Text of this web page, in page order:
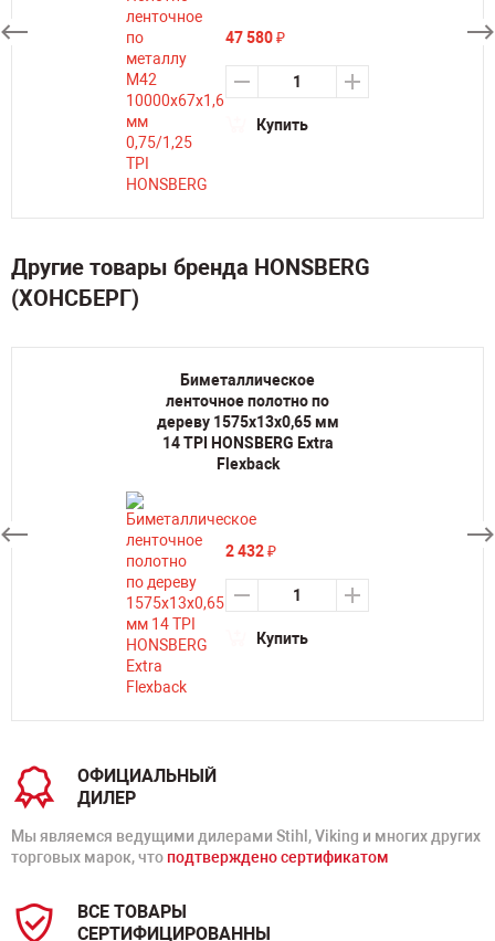
47 580₽
Купить
Другие товары бренда HONSBERG
(ХОНСБЕРГ)
Биметаллическое
ленточное полотно по
дереву 1575х13х0,65 мм
14 TPI HONSBERG Extra
Flexback
2 432₽
Купить
ОФИЦИАЛЬНЫЙ
ДИЛЕР
Мы являемся ведущими дилерами Stihl, Viking и многих других
торговых марок, что подтверждено сертификатом
ВСЕ ТОВАРЫ
СЕРТИФИЦИРОВАННЫ